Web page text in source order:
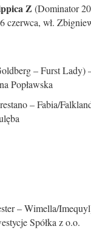
Z (Dominator
czerwca, wł.
– Furst Lady)
Popławska
– Fabia/
– Wimella/
Spółka z o.o.